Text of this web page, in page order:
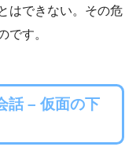
はできない。その危
です。
話 – 仮面の下